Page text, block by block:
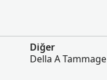
Diğer
Della A Tammage